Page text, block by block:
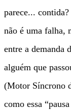
parece...
não é uma falha,
entre a demanda
alguém que
(Motor Síncrono
como essa